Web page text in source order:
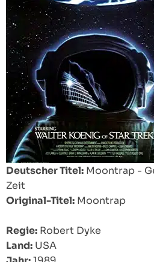
Deutscher Titel: Moontrap -
Zeit
Original-Titel: Moontrap
Regie: Robert Dyke
Land: USA